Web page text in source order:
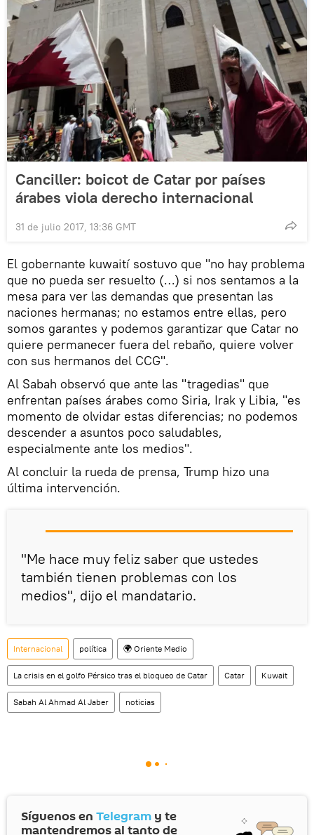
Canciller: boicot de Catar por países
árabes viola derecho internacional
31 de julio 2017, 13:36 GMT
El gobernante kuwaití sostuvo que "no hay problema
que no pueda ser resuelto (…) si nos sentamos a la
mesa para ver las demandas que presentan las
naciones hermanas; no estamos entre ellas, pero
somos garantes y podemos garantizar que Catar no
quiere permanecer fuera del rebaño, quiere volver
con sus hermanos del CCG".
Al Sabah observó que ante las "tragedias" que
enfrentan países árabes como Siria, Irak y Libia, "es
momento de olvidar estas diferencias; no podemos
descender a asuntos poco saludables,
especialmente ante los medios".
Al concluir la rueda de prensa, Trump hizo una
última intervención.
"Me hace muy feliz saber que ustedes
también tienen problemas con los
medios", dijo el mandatario.
Internacional política 🌍 Oriente Medio
La crisis en el golfo Pérsico tras el bloqueo de Catar Catar Kuwait
Sabah Al Ahmad Al Jaber noticias
Síguenos en Telegram y te
mantendremos al tanto de